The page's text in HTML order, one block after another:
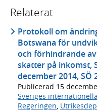
Relaterat
Protokoll om
Botswana för
och förhindrande
skatter på inkomst,
december 2014, SÖ
Publicerad 15
Sveriges
Regeringen